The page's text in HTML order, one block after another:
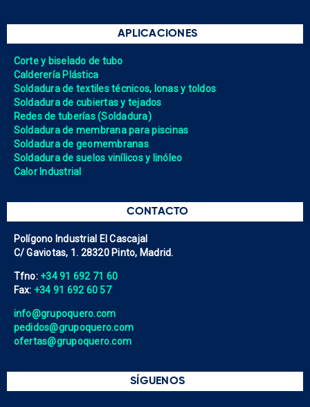
APLICACIONES
Corte y biselado de tubo
Calderería Plástica
Soldadura de textiles técnicos, lonas y toldos
Soldadura de cubiertas y tejados
Redes de tuberías (Soldadura)
Soldadura de membrana para piscinas
Soldadura de geomembranas
Soldadura de suelos vinílicos y linóleo
Calor Industrial
CONTACTO
Polígono Industrial El Cascajal
C/ Gaviotas, 1. 28320 Pinto, Madrid.
Tfno: +34 91 692 71 60
Fax: +34 91 692 60 57
info@grupoquero.com
pedidos@grupoquero.com
ofertas@grupoquero.com
SÍGUENOS